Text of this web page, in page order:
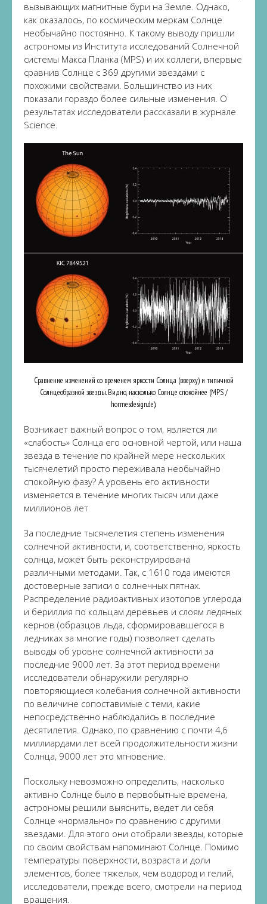
вызывающих магнитные бури на Земле. Однако,
как оказалось, по космическим меркам Солнце
необычайно постоянно. К такому выводу пришли
астрономы из Института исследований Солнечной
системы Макса Планка (MPS) и их коллеги, впервые
сравнив Солнце с 369 другими звездами с
похожими свойствами. Большинство из них
показали гораздо более сильные изменения. О
результатах исследователи рассказали в журнале
Science.
Сравнение изменений со временем яркости Солнца (вверху) и типичной
Солнцеобразной звезды. Видно, насколько Солнце спокойнее (MPS /
hormesdesign.de).
Возникает важный вопрос о том, является ли
«слабость» Солнца его основной чертой, или наша
звезда в течение по крайней мере нескольких
тысячелетий просто переживала необычайно
спокойную фазу? А уровень его активности
изменяется в течение многих тысяч или даже
миллионов лет
За последние тысячелетия степень изменения
солнечной активности, и, соответственно, яркость
солнца, может быть реконструирована
различными методами. Так, с 1610 года имеются
достоверные записи о солнечных пятнах.
Распределение радиоактивных изотопов углерода
и бериллия по кольцам деревьев и слоям ледяных
кернов (образцов льда, сформировавшегося в
ледниках за многие годы) позволяет сделать
выводы об уровне солнечной активности за
последние 9000 лет. За этот период времени
исследователи обнаружили регулярно
повторяющиеся колебания солнечной активности
по величине сопоставимые с теми, какие
непосредственно наблюдались в последние
десятилетия. Однако, по сравнению с почти 4,6
миллиардами лет всей продолжительности жизни
Солнца, 9000 лет это мгновение.
Поскольку невозможно определить, насколько
активно Солнце было в первобытные времена,
астрономы решили выяснить, ведет ли себя
Солнце «нормально» по сравнению с другими
звездами. Для этого они отобрали звезды, которые
по своим свойствам напоминают Солнце. Помимо
температуры поверхности, возраста и доли
элементов, более тяжелых, чем водород и гелий,
исследователи, прежде всего, смотрели на период
вращения.